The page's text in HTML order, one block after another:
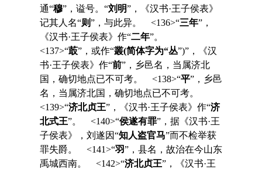
通“穆”，谥号。“刘明”，《汉书·王子侯表》
记其人名“则”，与此异。 <136>“三年”，
《汉书·王子侯表》作“二年”。
<137>“菆”，或作“叢(简体字为“丛”)”，《汉
书·王子侯表》作“前”，乡邑名，当属济北
国，确切地点已不可考。 <138>“平”，乡邑
名，当属济北国，确切地点已不可考。
<139>“济北贞王”，《汉书·王子侯表》作“济
北式王”。 <140>“侯遂有罪”，据《汉书·王
子侯表》，刘遂因“知人盗官马”而不检举获
罪失爵。 <141>“羽”，县名，故治在今山东
禹城西南。 <142>“济北贞王”，《汉书·王